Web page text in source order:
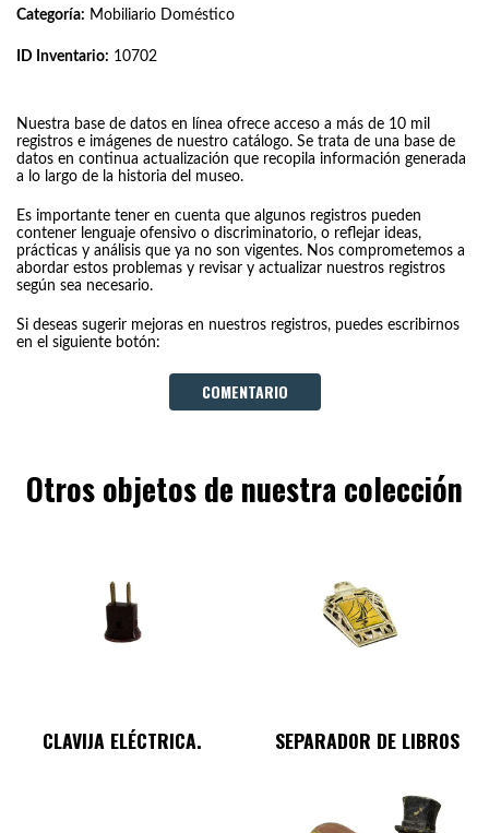
Categoría: Mobiliario Doméstico
ID Inventario: 10702
Nuestra base de datos en línea ofrece acceso a más de 10 mil
registros e imágenes de nuestro catálogo. Se trata de una base de
datos en continua actualización que recopila información generada
a lo largo de la historia del museo.
Es importante tener en cuenta que algunos registros pueden
contener lenguaje ofensivo o discriminatorio, o reflejar ideas,
prácticas y análisis que ya no son vigentes. Nos comprometemos a
abordar estos problemas y revisar y actualizar nuestros registros
según sea necesario.
Si deseas sugerir mejoras en nuestros registros, puedes escribirnos
en el siguiente botón:
COMENTARIO
Otros objetos de nuestra colección
CLAVIJA ELÉCTRICA. SEPARADOR DE LIBROS